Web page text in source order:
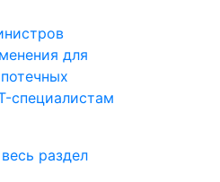
для
специалистам